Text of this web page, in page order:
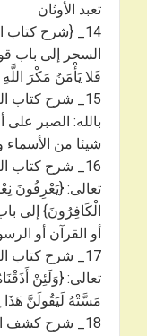
تعبد الأوثان
السحر إلى باب
فَلا يَأْمَنُ مَكْرَ
بالله: الصبر
شيئا من
تعالى: {يَعْرِفُونَ
الْكَافِرُونَ} إلى
أو القرآن أو
تعالى: {وَلَئِنْ
مَسَّتْهُ لَيَقُولَنَّ هَذَا
18_ شرح كشف الشبهات لمحمد بن عبدالوهاب